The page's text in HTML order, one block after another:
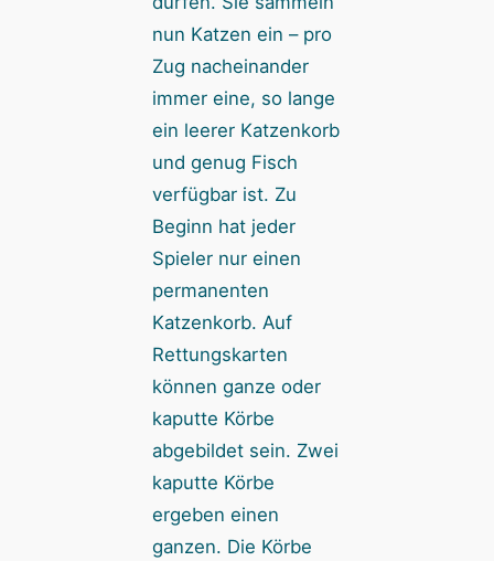
nun Katzen ein – pro
Zug nacheinander
immer eine, so lange
ein leerer Katzenkorb
und genug Fisch
verfügbar ist. Zu
Beginn hat jeder
Spieler nur einen
permanenten
Katzenkorb. Auf
Rettungskarten
können ganze oder
kaputte Körbe
abgebildet sein. Zwei
kaputte Körbe
ergeben einen
ganzen. Die Körbe